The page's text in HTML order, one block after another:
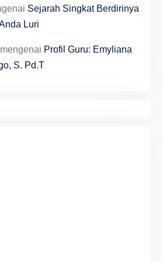
Sejarah Singkat Berdirinya
Luri
mengenai Profil Guru: Emyliana
S. Pd.T